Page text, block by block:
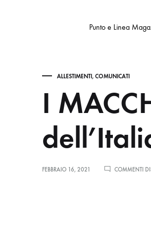
Punto e Linea
ALLESTIMENTI, COMUNICATI
I
FEBBRAIO 16, 2021 COMMENTI